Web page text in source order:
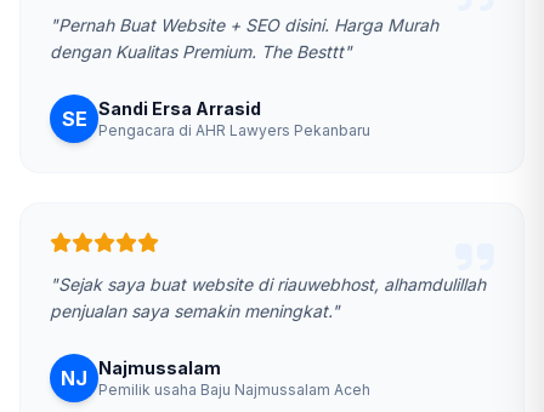
"Pernah Buat Website + SEO disini. Harga Murah
dengan Kualitas Premium. The Besttt"
SE Sandi Ersa Arrasid
Pengacara di AHR Lawyers Pekanbaru
"Sejak saya buat website di riauwebhost, alhamdulillah
penjualan saya semakin meningkat."
NJ Najmussalam
Pemilik usaha Baju Najmussalam Aceh